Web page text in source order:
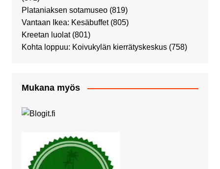
Plataniaksen sotamuseo (819)
Vantaan Ikea: Kesäbuffet (805)
Kreetan luolat (801)
Kohta loppuu: Koivukylän kierrätyskeskus (758)
Mukana myös